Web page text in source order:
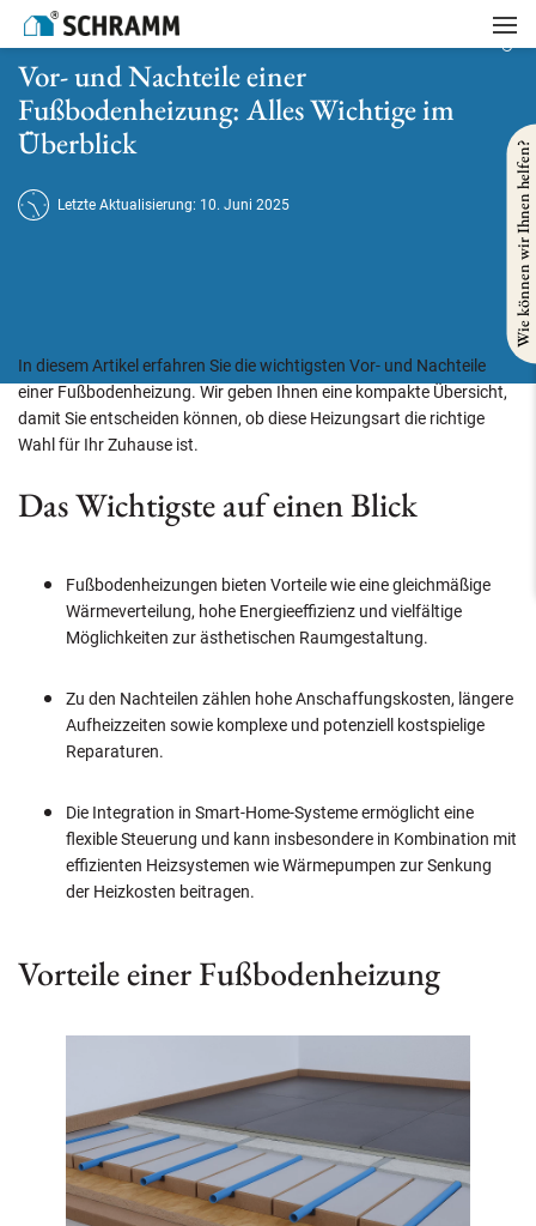
Startseite
Vor- und Nachteile einer Fußbodenheizung: Alles Wichtige im Überblick
Vor- und Nachteile einer
Fußbodenheizung: Alles Wichtige im
Überblick
Letzte Aktualisierung: 10. Juni 2025
In diesem Artikel erfahren Sie die wichtigsten Vor- und Nachteile
einer Fußbodenheizung. Wir geben Ihnen eine kompakte Übersicht,
damit Sie entscheiden können, ob diese Heizungsart die richtige
Wahl für Ihr Zuhause ist.
Das Wichtigste auf einen Blick
Fußbodenheizungen bieten Vorteile wie eine gleichmäßige
Wärmeverteilung, hohe Energieeffizienz und vielfältige
Möglichkeiten zur ästhetischen Raumgestaltung.
Zu den Nachteilen zählen hohe Anschaffungskosten, längere
Aufheizzeiten sowie komplexe und potenziell kostspielige
Reparaturen.
Die Integration in Smart-Home-Systeme ermöglicht eine
flexible Steuerung und kann insbesondere in Kombination mit
effizienten Heizsystemen wie Wärmepumpen zur Senkung
der Heizkosten beitragen.
Vorteile einer Fußbodenheizung
Wie können wir Ihnen helfen?